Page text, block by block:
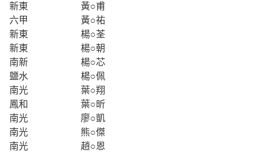
新東
黃○甫
六甲
黃○祐
新東
楊○荃
新東
楊○朝
南新
楊○芯
鹽水
楊○佩
南光
葉○翔
鳳和
葉○昕
南光
廖○凱
南光
熊○傑
南光
趙○恩